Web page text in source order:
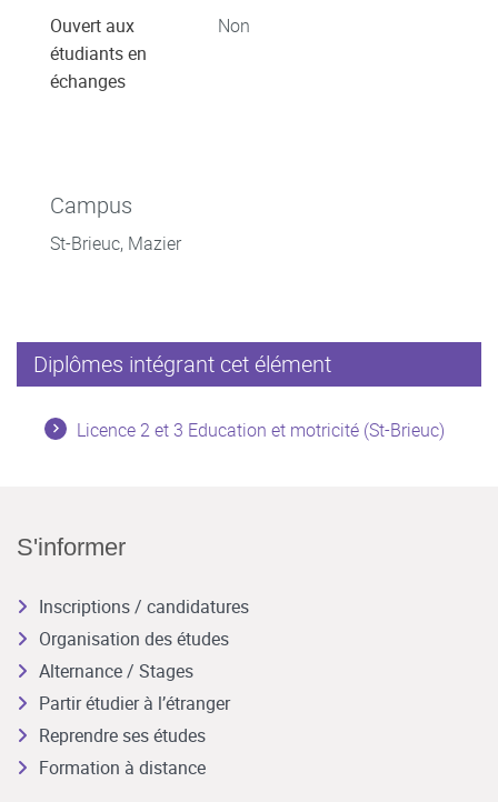
Ouvert aux
étudiants en
échanges
Non
Campus
St-Brieuc, Mazier
Diplômes intégrant cet élément
Licence 2 et 3 Education et motricité (St-Brieuc)
S'informer
Inscriptions / candidatures
Organisation des études
Alternance / Stages
Partir étudier à l’étranger
Reprendre ses études
Formation à distance